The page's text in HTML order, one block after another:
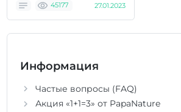
45177 27.01.2023
Информация
Частые вопросы (FAQ)
Акция «1+1=3» от PapaNature